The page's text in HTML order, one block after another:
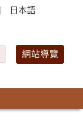
日本語
網站導覽